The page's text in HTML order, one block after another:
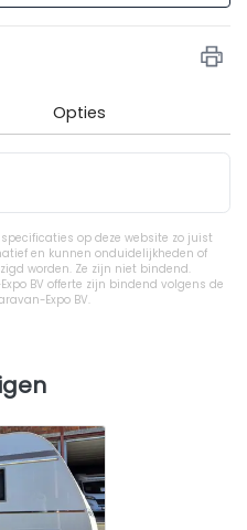
Opties
op deze website zo juist
en kunnen onduidelijkheden of
worden. Ze zijn niet bindend.
BV offerte zijn bindend volgens de
Expo BV.